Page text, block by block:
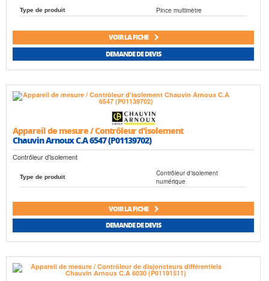
Type de produit Pince multimètre
VOIR LA FICHE
DEMANDE DE DEVIS
Appareil de mesure / Contrôleur d'isolement
Chauvin Arnoux C.A 6547 (P01139702)
Contrôleur d'isolement
Type de produit
Contrôleur d'isolement
numérique
VOIR LA FICHE
DEMANDE DE DEVIS